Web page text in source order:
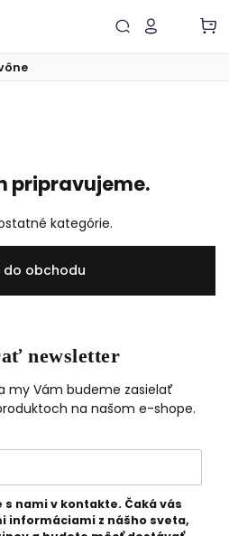
pripravujeme.
kategórie.
do obchodu
newsletter
my Vám budeme zasielať
na našom e-shope.
nami v kontakte. Čaká vás
informáciami z nášho sveta,